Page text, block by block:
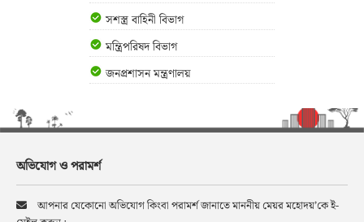
সশস্ত্র বাহিনী বিভাগ
মন্ত্রিপরিষদ বিভাগ
জনপ্রশাসন মন্ত্রণালয়
অভিযোগ ও পরামর্শ
আপনার যেকোনো অভিযোগ কিংবা পরামর্শ জানাতে মাননীয় মেয়র মহোদয়’কে ই-